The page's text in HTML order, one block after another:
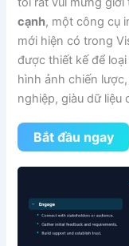
cạnh, một công cụ
mới hiện có trong
được thiết kế để
hình ảnh chiến
nghiệp, giàu dữ liệu
Bắt đầu ngay